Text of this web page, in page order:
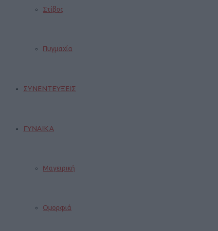
Στίβος
Πυγμαχία
ΣΥΝΕΝΤΕΥΞΕΙΣ
ΓΥΝΑΙΚΑ
Μαγειρική
Ομορφιά